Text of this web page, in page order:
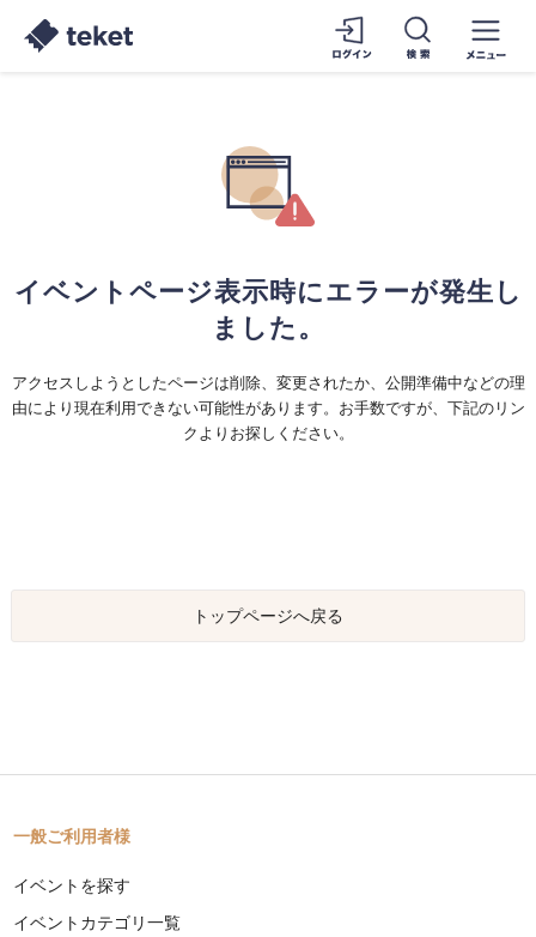
イベントページ表示時にエラーが発生し
ました。
アクセスしようとしたページは削除、変更されたか、公開準備中などの理
由により現在利用できない可能性があります。お手数ですが、下記のリン
クよりお探しください。
トップページへ戻る
一般ご利用者様
イベントを探す
イベントカテゴリ一覧